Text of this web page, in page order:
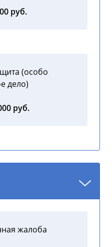
руб.
(особо
дело)
руб.
жалоба